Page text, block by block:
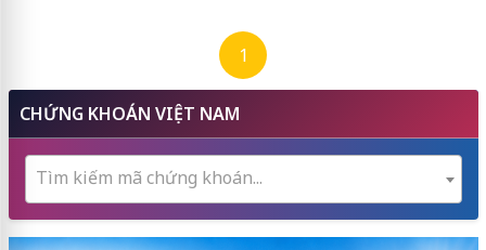
1
CHỨNG KHOÁN VIỆT NAM
Tìm kiếm mã chứng khoán...